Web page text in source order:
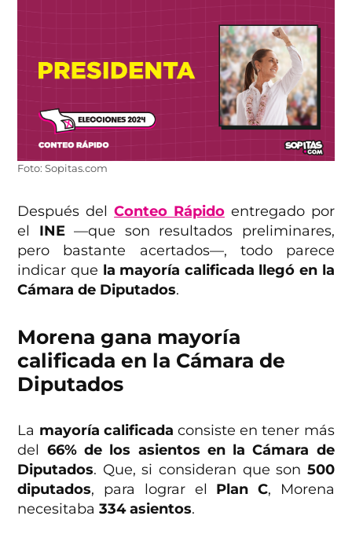
Foto: Sopitas.com
Después delConteo Rápido entregado por
el INE—que son resultados preliminares,
pero bastante acertados—, todo parece
indicar que la mayoría calificada llegó en la
Cámara de Diputados.
Morena gana mayoría
calificada en la Cámara de
Diputados
La mayoría calificadaconsiste en tener más
del 66% de los asientos en la Cámara de
Diputados. Que, si consideran que son 500
diputados, para lograr el Plan C, Morena
necesitaba334 asientos.